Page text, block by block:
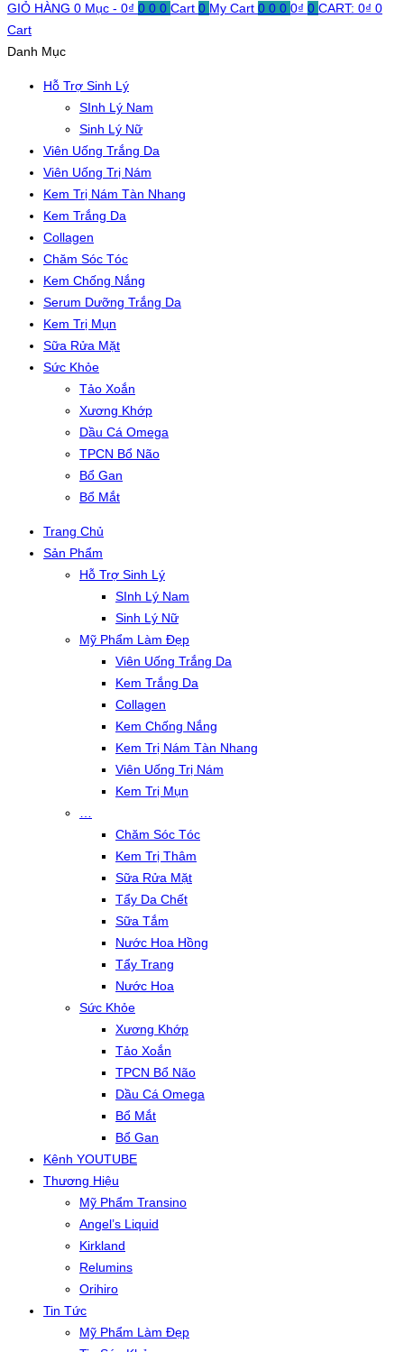
GIỎ HÀNG 0 Mục - 0₫ 0 0 0 Cart 0 My Cart 0 0 0 0₫ 0 CART: 0₫ 0
Cart
Danh Mục
Hỗ Trợ Sinh Lý
SInh Lý Nam
Sinh Lý Nữ
Viên Uống Trắng Da
Viên Uống Trị Nám
Kem Trị Nám Tàn Nhang
Kem Trắng Da
Collagen
Chăm Sóc Tóc
Kem Chống Nắng
Serum Dưỡng Trắng Da
Kem Trị Mụn
Sữa Rửa Mặt
Sức Khỏe
Tảo Xoắn
Xương Khớp
Dầu Cá Omega
TPCN Bổ Não
Bổ Gan
Bổ Mắt
Trang Chủ
Sản Phẩm
Hỗ Trợ Sinh Lý
SInh Lý Nam
Sinh Lý Nữ
Mỹ Phẩm Làm Đẹp
Viên Uống Trắng Da
Kem Trắng Da
Collagen
Kem Chống Nắng
Kem Trị Nám Tàn Nhang
Viên Uống Trị Nám
Kem Trị Mụn
Chăm Sóc Tóc
Kem Trị Thâm
Sữa Rửa Mặt
Tẩy Da Chết
Sữa Tắm
Nước Hoa Hồng
Tẩy Trang
Nước Hoa
Sức Khỏe
Xương Khớp
Tảo Xoắn
TPCN Bổ Não
Dầu Cá Omega
Bổ Mắt
Bổ Gan
Kênh YOUTUBE
Thương Hiệu
Mỹ Phẩm Transino
Angel’s Liquid
Kirkland
Relumins
Orihiro
Tin Tức
Mỹ Phẩm Làm Đẹp